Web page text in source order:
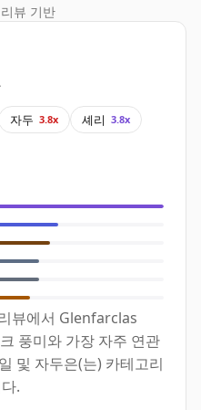
뷰 기반
자두 3.8x 셰리 3.8x
뷰에서 Glenfarclas
풍미와 가장 자주 연관
및 자두은(는) 카테고리
.